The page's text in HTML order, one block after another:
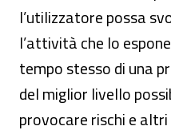
l’utilizzatore possa
l’attività che lo
tempo stesso di una
del miglior livello
provocare rischi e